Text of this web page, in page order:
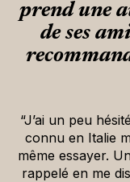
prend une
de ses
“J’ai un peu
connu en Italie
même essayer.
rappelé en me